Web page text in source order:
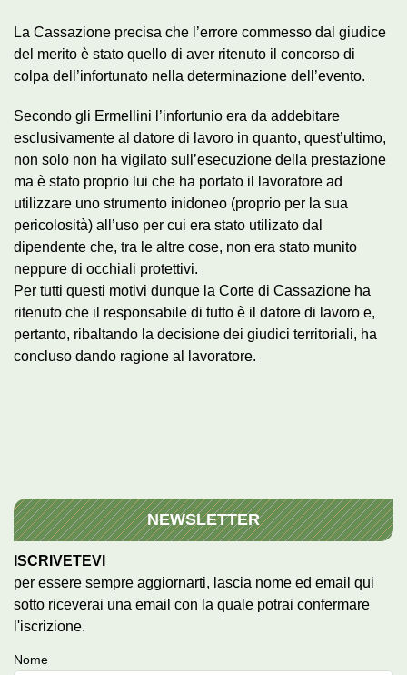
La Cassazione precisa che l’errore commesso dal giudice
del merito è stato quello di aver ritenuto il concorso di
colpa dell’infortunato nella determinazione dell’evento.
Secondo gli Ermellini l’infortunio era da addebitare
esclusivamente al datore di lavoro in quanto, quest’ultimo,
non solo non ha vigilato sull’esecuzione della prestazione
ma è stato proprio lui che ha portato il lavoratore ad
utilizzare uno strumento inidoneo (proprio per la sua
pericolosità) all’uso per cui era stato utilizato dal
dipendente che, tra le altre cose, non era stato munito
neppure di occhiali protettivi.
Per tutti questi motivi dunque la Corte di Cassazione ha
ritenuto che il responsabile di tutto è il datore di lavoro e,
pertanto, ribaltando la decisione dei giudici territoriali, ha
concluso dando ragione al lavoratore.
NEWSLETTER
ISCRIVETEVI
per essere sempre aggiornarti, lascia nome ed email qui
sotto riceverai una email con la quale potrai confermare
l'iscrizione.
Nome